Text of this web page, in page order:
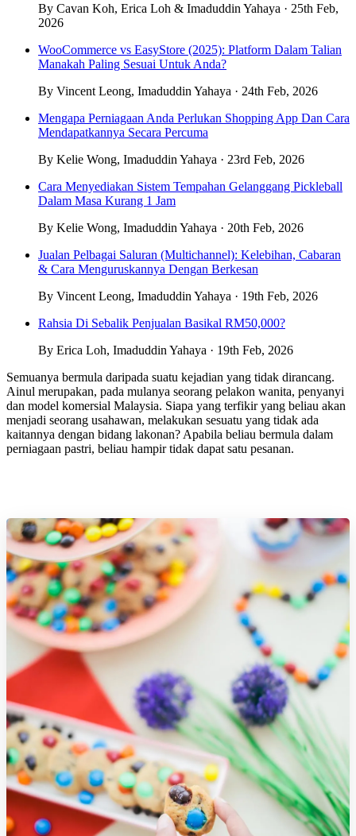
By Cavan Koh, Erica Loh & Imaduddin Yahaya · 25th Feb,
2026
WooCommerce vs EasyStore (2025): Platform Dalam Talian
Manakah Paling Sesuai Untuk Anda?
By Vincent Leong, Imaduddin Yahaya · 24th Feb, 2026
Mengapa Perniagaan Anda Perlukan Shopping App Dan Cara
Mendapatkannya Secara Percuma
By Kelie Wong, Imaduddin Yahaya · 23rd Feb, 2026
Cara Menyediakan Sistem Tempahan Gelanggang Pickleball
Dalam Masa Kurang 1 Jam
By Kelie Wong, Imaduddin Yahaya · 20th Feb, 2026
Jualan Pelbagai Saluran (Multichannel): Kelebihan, Cabaran
& Cara Menguruskannya Dengan Berkesan
By Vincent Leong, Imaduddin Yahaya · 19th Feb, 2026
Rahsia Di Sebalik Penjualan Basikal RM50,000?
By Erica Loh, Imaduddin Yahaya · 19th Feb, 2026
Semuanya bermula daripada suatu kejadian yang tidak dirancang.
Ainul merupakan, pada mulanya seorang pelakon wanita, penyanyi
dan model komersial Malaysia. Siapa yang terfikir yang beliau akan
menjadi seorang usahawan, melakukan sesuatu yang tidak ada
kaitannya dengan bidang lakonan? Apabila beliau bermula dalam
perniagaan pastri, beliau hampir tidak dapat satu pesanan.